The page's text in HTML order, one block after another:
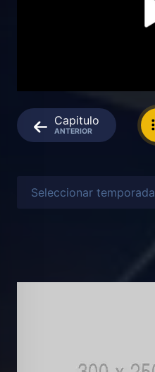
Capitulo
ANTERIOR
Seleccionar temporada